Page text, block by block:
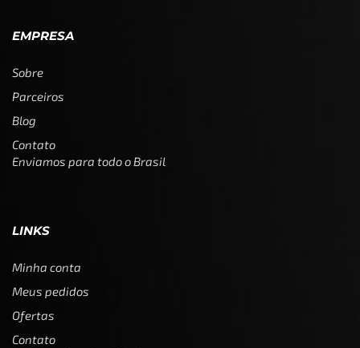
EMPRESA
Sobre
Parceiros
Blog
Contato
Enviamos para todo o Brasil
LINKS
Minha conta
Meus pedidos
Ofertas
Contato